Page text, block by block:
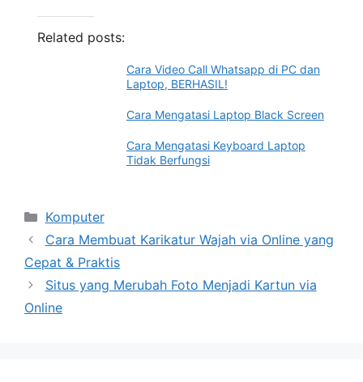
Related posts:
Cara Video Call Whatsapp di PC dan
Laptop, BERHASIL!
Cara Mengatasi Laptop Black Screen
Cara Mengatasi Keyboard Laptop
Tidak Berfungsi
Categories
Komputer
Cara Membuat Karikatur Wajah via Online yang
Cepat & Praktis
Situs yang Merubah Foto Menjadi Kartun via
Online